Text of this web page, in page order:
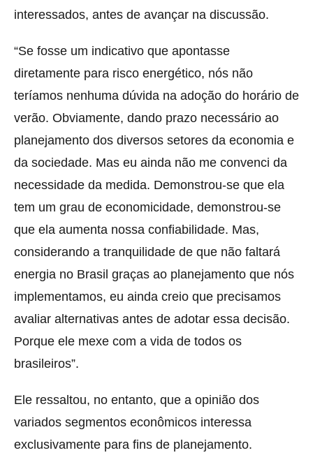
interessados, antes de avançar na discussão.
“Se fosse um indicativo que apontasse
diretamente para risco energético, nós não
teríamos nenhuma dúvida na adoção do horário de
verão. Obviamente, dando prazo necessário ao
planejamento dos diversos setores da economia e
da sociedade. Mas eu ainda não me convenci da
necessidade da medida. Demonstrou-se que ela
tem um grau de economicidade, demonstrou-se
que ela aumenta nossa confiabilidade. Mas,
considerando a tranquilidade de que não faltará
energia no Brasil graças ao planejamento que nós
implementamos, eu ainda creio que precisamos
avaliar alternativas antes de adotar essa decisão.
Porque ele mexe com a vida de todos os
brasileiros”.
Ele ressaltou, no entanto, que a opinião dos
variados segmentos econômicos interessa
exclusivamente para fins de planejamento.